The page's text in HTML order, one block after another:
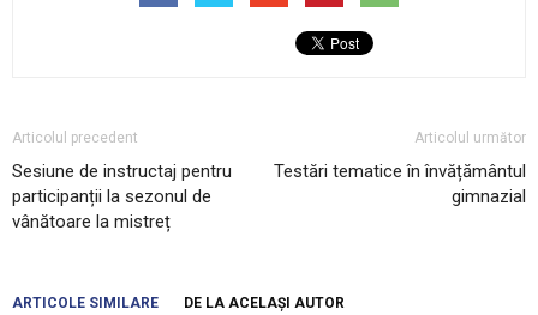
Articolul precedent
Sesiune de instructaj pentru
participanții la sezonul de
vânătoare la mistreț
Articolul următor
Testări tematice în învățământul
gimnazial
ARTICOLE SIMILARE DE LA ACELAȘI AUTOR